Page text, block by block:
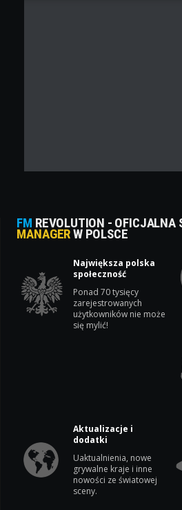
FM REVOLUTION - OFICJALNA
MANAGERW POLSCE
Największa polska
społeczność
Ponad 70 tysięcy
zarejestrowanych
użytkowników nie może
się mylić!
Aktualizacje i
dodatki
Uaktualnienia, nowe
grywalne kraje i inne
nowości ze światowej
sceny.